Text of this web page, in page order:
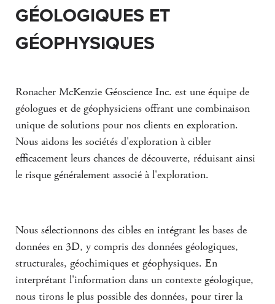
GÉOLOGIQUES ET
GÉOPHYSIQUES
Ronacher McKenzie Géoscience Inc. est une équipe de
géologues et de géophysiciens offrant une combinaison
unique de solutions pour nos clients en exploration.
Nous aidons les sociétés d'exploration à cibler
efficacement leurs chances de découverte, réduisant ainsi
le risque généralement associé à l'exploration.
Nous sélectionnons des cibles en intégrant les bases de
données en 3D, y compris des données géologiques,
structurales, géochimiques et géophysiques. En
interprétant l'information dans un contexte géologique,
nous tirons le plus possible des données, pour tirer la